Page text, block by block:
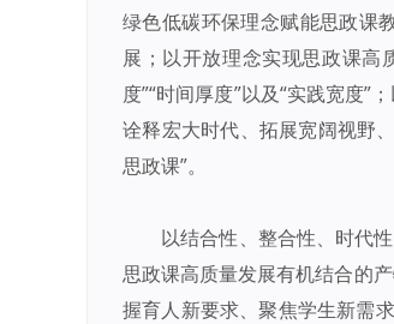
绿色低碳环保理念赋能思政课
展；以开放理念实现思政课高
度”“时间厚度”以及“实践宽度
诠释宏大时代、拓展宽阔视野
思政课”。
以结合性、整合性、时代
思政课高质量发展有机结合的
握育人新要求、聚焦学生新需